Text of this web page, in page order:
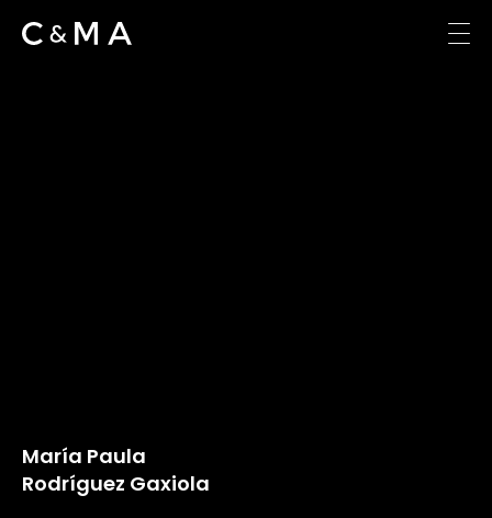
María Paula
Rodríguez Gaxiola